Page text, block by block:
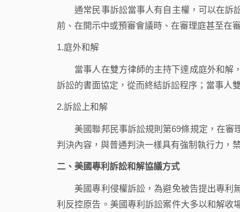
通常民事訴訟當事人有自主權，可以在訴
前、在開示中或預審會議時、在審理庭甚至在
1.庭外和解
當事人在雙方律師的主持下達成庭外和解，
訴訟的書面協定，從而終結訴訟程序；當事人
2.訴訟上和解
美國聯邦民事訴訟規則第69條規定，在審
判決內容，與普通判決一樣具有強制執行力，
二、美國專利訴訟和解協議方式
美國專利侵權訴訟，為避免被告提出專利
利反控原告。美國專利訴訟案件大多以和解收